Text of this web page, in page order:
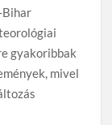
Bihar
gyakoribbak
mivel